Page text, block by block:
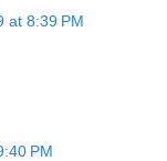
at 8:39 PM
PM